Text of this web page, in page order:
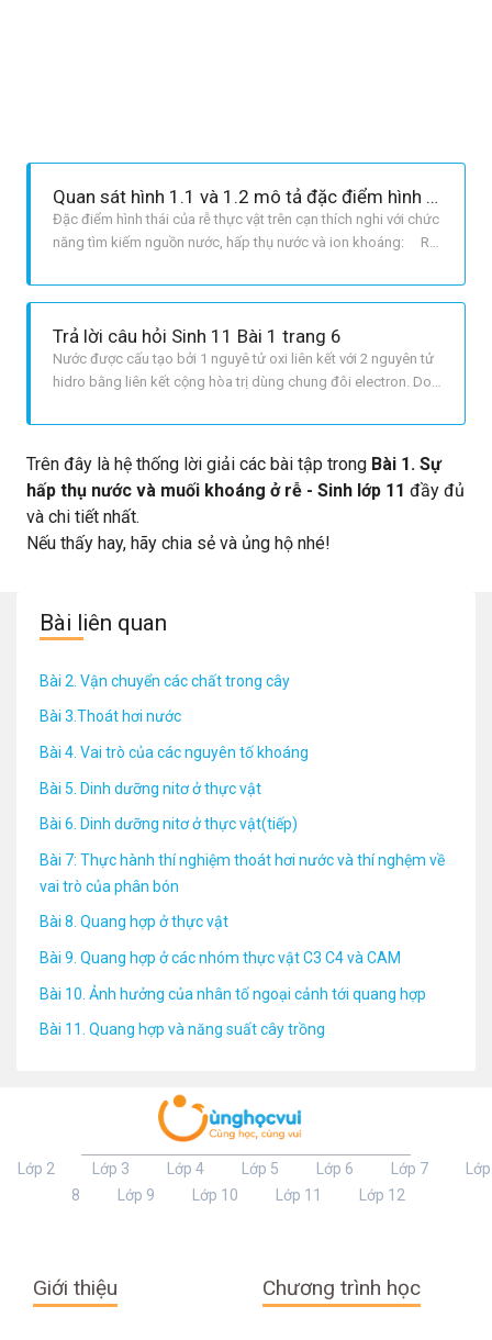
Quan sát hình 1.1 và 1.2 mô tả đặc điểm hình thái của hệ rễ cây trên cạn thích nghi với chức năng hấp thụ nước và ion khoáng
Đặc điểm hình thái của rễ thực vật trên cạn thích nghi với chức
năng tìm kiếm nguồn nước, hấp thụ nước và ion khoáng: Rễ
loại rễ đều thích nghi với việc tìm kiếm nguồn nước, hấp thụ
Trả lời câu hỏi Sinh 11 Bài 1 trang 6
Nước được cấu tạo bởi 1 nguyê tử oxi liên kết với 2 nguyên tử
hidro bằng liên kết cộng hòa trị dùng chung đôi electron. Do
electron dùng chung về phía mình làm cho phân tử nước có
tính chất phân cực: đầu oxi mang điện tích âm, đầu hidro
mang điện
Trên đây là hệ thống lời giải các bài tập trong Bài 1. Sự
hấp thụ nước và muối khoáng ở rễ - Sinh lớp 11 đầy đủ
và chi tiết nhất.
Nếu thấy hay, hãy chia sẻ và ủng hộ nhé!
Bài liên quan
Bài 2. Vận chuyển các chất trong cây
Bài 3.Thoát hơi nước
Bài 4. Vai trò của các nguyên tố khoáng
Bài 5. Dinh dưỡng nitơ ở thực vật
Bài 6. Dinh dưỡng nitơ ở thực vật(tiếp)
Bài 7: Thực hành thí nghiệm thoát hơi nước và thí nghệm về
vai trò của phân bón
Bài 8. Quang hợp ở thực vật
Bài 9. Quang hợp ở các nhóm thực vật C3 C4 và CAM
Bài 10. Ảnh hưởng của nhân tố ngoại cảnh tới quang hợp
Bài 11. Quang hợp và năng suất cây trồng
Lớp 2 Lớp 3 Lớp 4 Lớp 5 Lớp 6 Lớp 7
Lớp
8
Lớp 9 Lớp 10 Lớp 11 Lớp 12
Giới thiệu Chương trình học